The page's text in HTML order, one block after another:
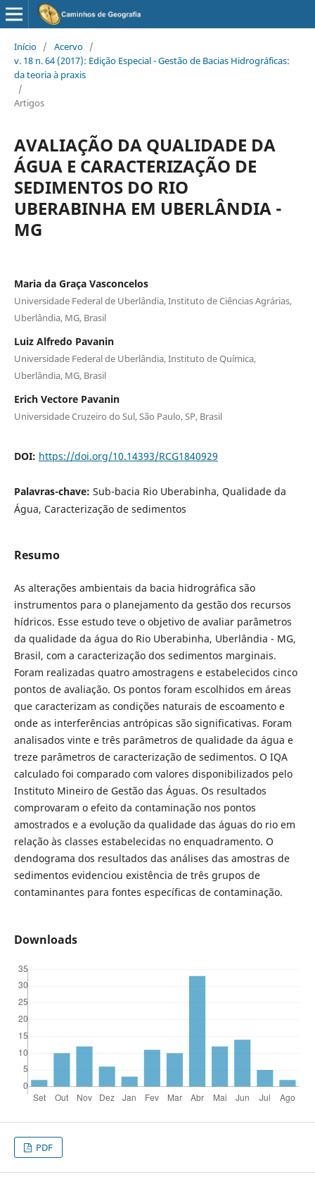
Início / Acervo /
v. 18 n. 64 (2017): Edição Especial - Gestão de Bacias Hidrográficas:
da teoria à praxis
/
Artigos
AVALIAÇÃO DA QUALIDADE DA
ÁGUA E CARACTERIZAÇÃO DE
SEDIMENTOS DO RIO
UBERABINHA EM UBERLÂNDIA -
MG
Maria da Graça Vasconcelos
Universidade Federal de Uberlândia, Instituto de Ciências Agrárias,
Uberlândia, MG, Brasil
Luiz Alfredo Pavanin
Universidade Federal de Uberlândia, Instituto de Química,
Uberlândia, MG, Brasil
Erich Vectore Pavanin
Universidade Cruzeiro do Sul, São Paulo, SP, Brasil
DOI: https://doi.org/10.14393/RCG1840929
Palavras-chave: Sub-bacia Rio Uberabinha, Qualidade da
Água, Caracterização de sedimentos
Resumo
As alterações ambientais da bacia hidrográfica são
instrumentos para o planejamento da gestão dos recursos
hídricos. Esse estudo teve o objetivo de avaliar parâmetros
da qualidade da água do Rio Uberabinha, Uberlândia - MG,
Brasil, com a caracterização dos sedimentos marginais.
Foram realizadas quatro amostragens e estabelecidos cinco
pontos de avaliação. Os pontos foram escolhidos em áreas
que caracterizam as condições naturais de escoamento e
onde as interferências antrópicas são significativas. Foram
analisados vinte e três parâmetros de qualidade da água e
treze parâmetros de caracterização de sedimentos. O IQA
calculado foi comparado com valores disponibilizados pelo
Instituto Mineiro de Gestão das Águas. Os resultados
comprovaram o efeito da contaminação nos pontos
amostrados e a evolução da qualidade das águas do rio em
relação às classes estabelecidas no enquadramento. O
dendograma dos resultados das análises das amostras de
sedimentos evidenciou existência de três grupos de
contaminantes para fontes específicas de contaminação.
Downloads
PDF